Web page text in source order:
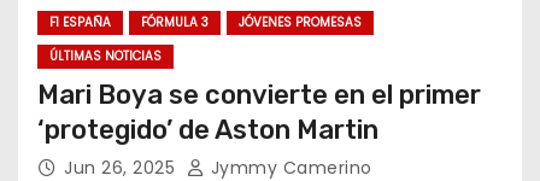
F1 ESPAÑA FÓRMULA 3
JÓVENES PROMESAS
ÚLTIMAS NOTICIAS
Mari Boya se convierte en el primer
‘protegido’ de Aston Martin
Jun 26, 2025 Jymmy Camerino